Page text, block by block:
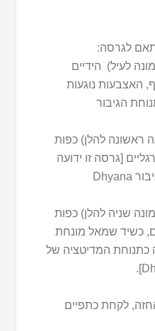
לגרסה:
לעיל) הידיים
האצבעות נוגעות
הגיבור
ראשונה להלן) כפות
[גרסה זו ידועה
כתנוחת המדיטציה של הגיבור Dhyana
שניה להלן) כפות
כשיד שמאל מונחת
כתנוחת המדיטציה של
לקחת כתפיים